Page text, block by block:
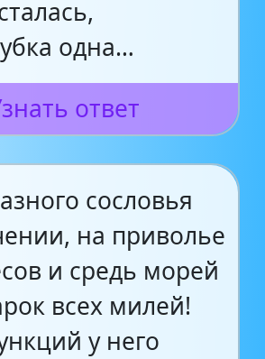
одна…
ответ
сословья
на приволье
и средь морей
всех милей!
у него